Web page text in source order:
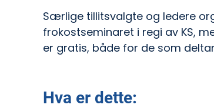
Særlige tillitsvalgte og ledere
frokostseminaret i regi av KS,
er gratis, både for de som
Hva er dette: